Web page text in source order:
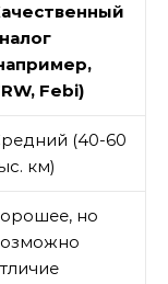
Febi)
(40-60
км)
но